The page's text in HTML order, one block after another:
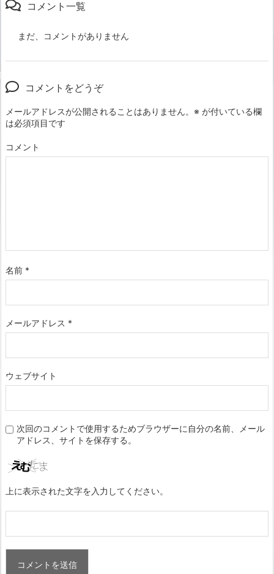
コメント一覧
まだ、コメントがありません
コメントをどうぞ
メールアドレスが公開されることはありません。 ※ が付いている欄
は必須項目です
コメント
名前 *
メールアドレス *
ウェブサイト
次回のコメントで使用するためブラウザーに自分の名前、メール
アドレス、サイトを保存する。
上に表示された文字を入力してください。